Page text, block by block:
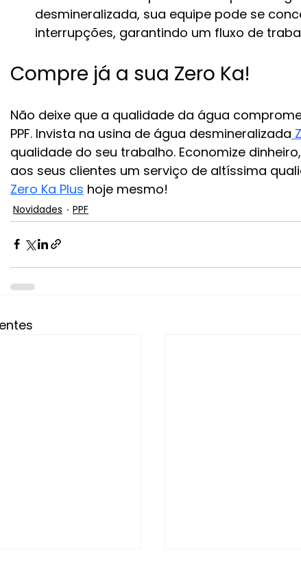
desmineralizada, sua equipe pode se
interrupções, garantindo um fluxo de
Compre já a sua Zero Ka!
Não deixe que a qualidade da água
PPF. Invista na usina de água desmineralizada
qualidade do seu trabalho. Economize
aos seus clientes um serviço de altíssima
Zero Ka Plus hoje mesmo!
Novidades PPF